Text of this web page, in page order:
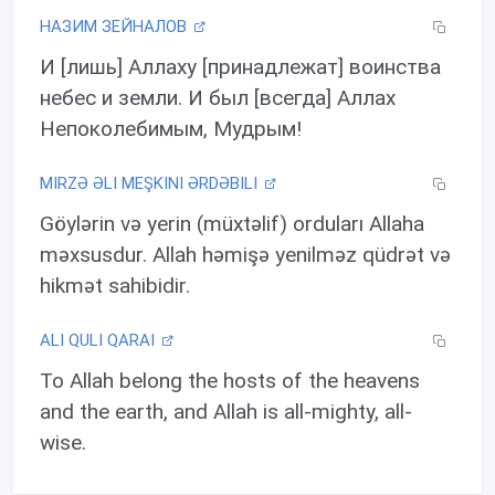
НАЗИМ ЗЕЙНАЛОВ
И [лишь] Аллаху [принадлежат] воинства
небес и земли. И был [всегда] Аллах
Непоколебимым, Мудрым!
MIRZƏ ƏLI MEŞKINI ƏRDƏBILI
Göylərin və yerin (müxtəlif) orduları Allaha
məxsusdur. Allah həmişə yenilməz qüdrət və
hikmət sahibidir.
ALI QULI QARAI
To Allah belong the hosts of the heavens
and the earth, and Allah is all-mighty, all-
wise.